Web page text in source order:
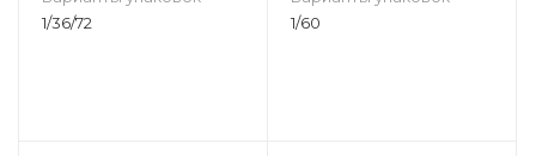
1/36/72
1/60